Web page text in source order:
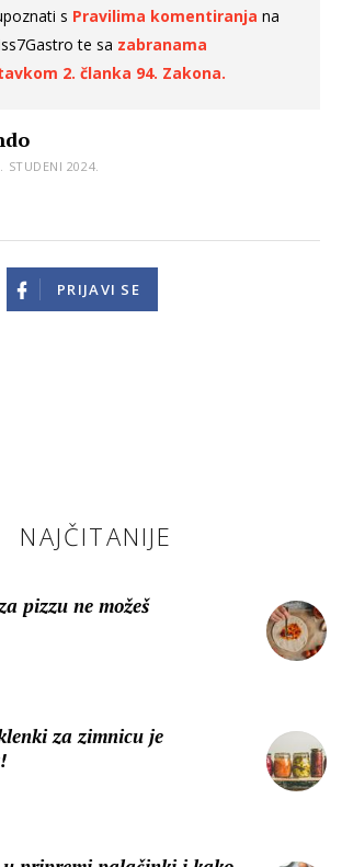
s Pravilima komentiranja na
te sa zabranama
2. članka 94. Zakona.
STUDENI 2024.
PRIJAVI SE
NAJČITANIJE
pizzu ne možeš
za zimnicu je